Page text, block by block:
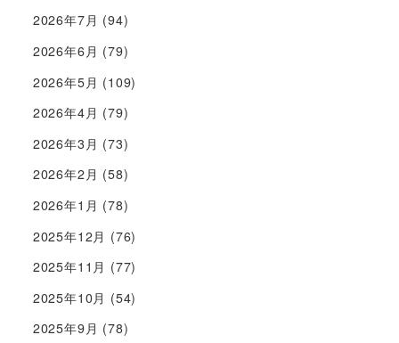
2026年7月 (94)
2026年6月 (79)
2026年5月 (109)
2026年4月 (79)
2026年3月 (73)
2026年2月 (58)
2026年1月 (78)
2025年12月 (76)
2025年11月 (77)
2025年10月 (54)
2025年9月 (78)